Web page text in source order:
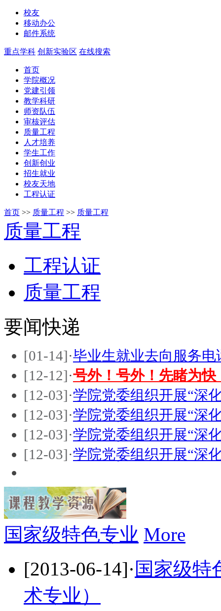
校友
移动办公
邮件系统
重点学科 创新实验区 在线搜索
首页
学院概况
党建引领
教学科研
师资队伍
审核评估
质量工程
人才培养
学生工作
创新创业
招生就业
校友天地
工程认证
首页 >> 质量工程 >> 质量工程
质量工程
工程认证
质量工程
要闻快递
[01-14]·毕业生就业去向服务电
[12-12]·号外！号外！先睹为快
[12-03]·学院党委组织开展“深
[12-03]·学院党委组织开展“深
[12-03]·学院党委组织开展“深
[12-03]·学院党委组织开展“深
国家级特色专业 More
[2013-06-14]· 国家级特
术专业）